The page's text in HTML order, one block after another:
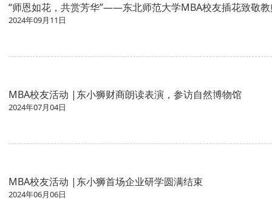
“师恩如花，共赏芳华”——东北师范大学MBA校友插花致敬
2024年09月11日
MBA校友活动 |东小狮财商朗读表演，参访自然博物馆
2024年07月04日
MBA校友活动 |东小狮首场企业研学圆满结束
2024年06月06日